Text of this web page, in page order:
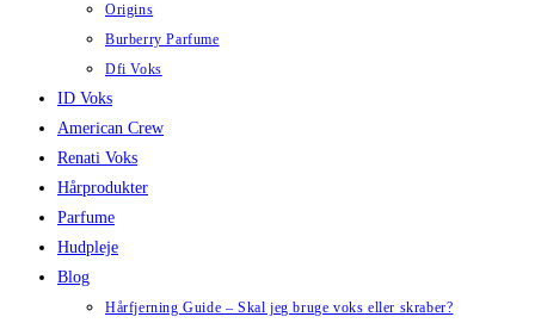
Origins
Burberry Parfume
Dfi Voks
ID Voks
American Crew
Renati Voks
Hårprodukter
Parfume
Hudpleje
Blog
Hårfjerning Guide – Skal jeg bruge voks eller skraber?